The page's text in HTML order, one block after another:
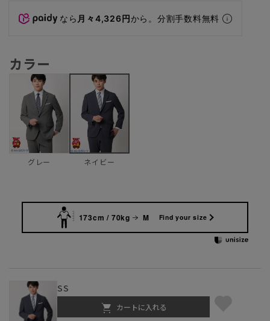
なら 月々4,326円から。分割手数料無料
カラー
グレー ネイビー
173cm / 70kg M Find your size
SS
カートに入れる